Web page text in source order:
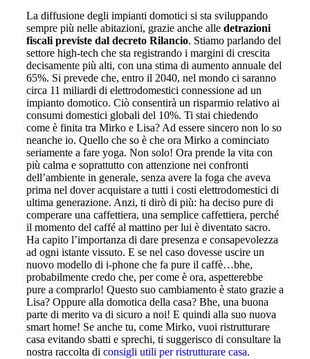
La diffusione degli impianti domotici si sta sviluppando
sempre più nelle abitazioni, grazie anche alle detrazioni
fiscali previste dal decreto Rilancio. Stiamo parlando del
settore high-tech che sta registrando i margini di crescita
decisamente più alti, con una stima di aumento annuale del
65%. Si prevede che, entro il 2040, nel mondo ci saranno
circa 11 miliardi di elettrodomestici connessione ad un
impianto domotico. Ciò consentirà un risparmio relativo ai
consumi domestici globali del 10%. Ti stai chiedendo
come è finita tra Mirko e Lisa? Ad essere sincero non lo so
neanche io. Quello che so è che ora Mirko a cominciato
seriamente a fare yoga. Non solo! Ora prende la vita con
più calma e soprattutto con attenzione nei confronti
dell’ambiente in generale, senza avere la foga che aveva
prima nel dover acquistare a tutti i costi elettrodomestici di
ultima generazione. Anzi, ti dirò di più: ha deciso pure di
comperare una caffettiera, una semplice caffettiera, perché
il momento del caffé al mattino per lui è diventato sacro.
Ha capito l’importanza di dare presenza e consapevolezza
ad ogni istante vissuto. E se nel caso dovesse uscire un
nuovo modello di i-phone che fa pure il caffè…bhe,
probabilmente credo che, per come è ora, aspetterebbe
pure a comprarlo! Questo suo cambiamento è stato grazie a
Lisa? Oppure alla domotica della casa? Bhe, una buona
parte di merito va di sicuro a noi! E quindi alla suo nuova
smart home! Se anche tu, come Mirko, vuoi ristrutturare
casa evitando sbatti e sprechi, ti suggerisco di consultare la
nostra raccolta di consigli utili per ristrutturare casa.